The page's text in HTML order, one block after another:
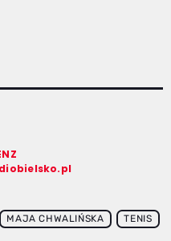
MAJA CHWALIŃSKA TENIS